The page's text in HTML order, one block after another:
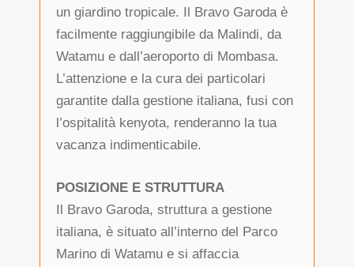
un giardino tropicale. Il Bravo Garoda è
facilmente raggiungibile da Malindi, da
Watamu e dall’aeroporto di Mombasa.
L’attenzione e la cura dei particolari
garantite dalla gestione italiana, fusi con
l’ospitalità kenyota, renderanno la tua
vacanza indimenticabile.
POSIZIONE E STRUTTURA
Il Bravo Garoda, struttura a gestione
italiana, è situato all’interno del Parco
Marino di Watamu e si affaccia